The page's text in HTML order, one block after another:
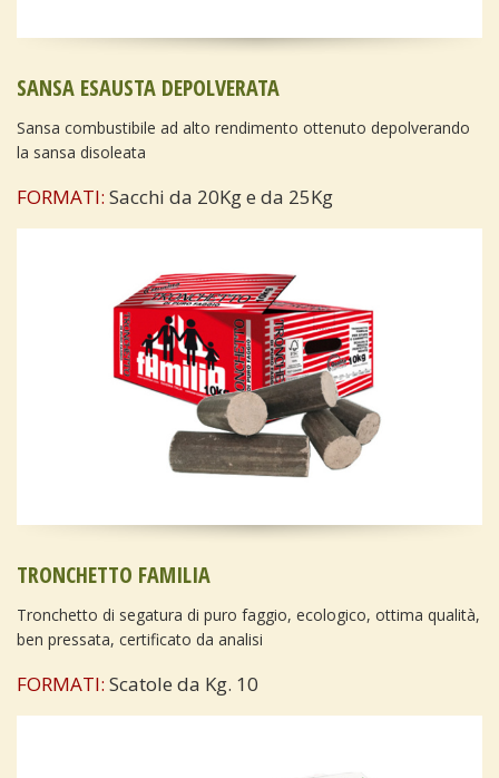
SANSA ESAUSTA DEPOLVERATA
Sansa combustibile ad alto rendimento ottenuto depolverando
la sansa disoleata
FORMATI: Sacchi da 20Kg e da 25Kg
TRONCHETTO FAMILIA
Tronchetto di segatura di puro faggio, ecologico, ottima qualità,
ben pressata, certificato da analisi
FORMATI: Scatole da Kg. 10